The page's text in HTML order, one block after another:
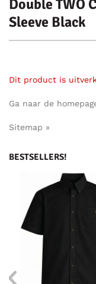
Double TWO
Sleeve Black
Dit product is
Ga naar de
Sitemap »
BESTSELLERS!